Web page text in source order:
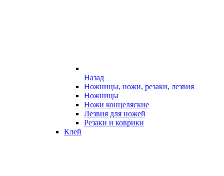
Назад
Ножницы, ножи, резаки, лезвия
Ножницы
Ножи концеляские
Лезвия для ножей
Резаки и коврики
Клей